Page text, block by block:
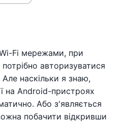
Fi мережами, при
авторизуватися
Але наскільки я знаю,
на Android-пристроях
Або з'являється
побачити відкривши